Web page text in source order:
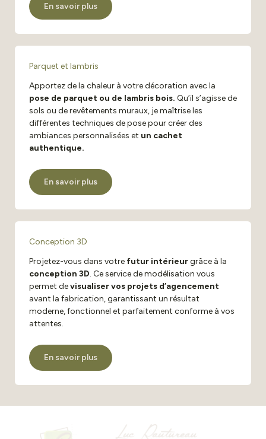
En savoir plus
Parquet et lambris
Apportez de la chaleur à votre décoration avec la
pose de parquet ou de lambris bois. Qu’il s’agisse de
sols ou de revêtements muraux, je maîtrise les
différentes techniques de pose pour créer des
ambiances personnalisées et un cachet
authentique.
En savoir plus
Conception 3D
Projetez-vous dans votre futur intérieurgrâce à la
conception 3D. Ce service de modélisation vous
permet devisualiser vos projets d’agencement
avant la fabrication, garantissant un résultat
moderne, fonctionnel et parfaitement conforme à vos
attentes.
En savoir plus